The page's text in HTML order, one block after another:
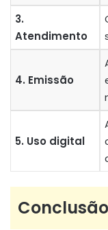
3.
Atendimento
4. Emissão
5. Uso digital
Conclusão